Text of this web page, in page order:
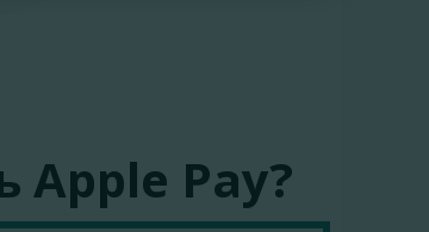
Apple Pay?